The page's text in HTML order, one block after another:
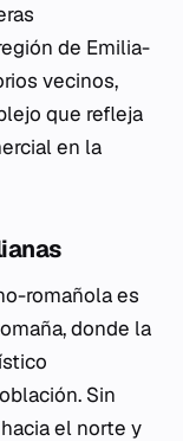
de Emilia-
vecinos,
que refleja
en la
romañola es
donde la
Sin
el norte y